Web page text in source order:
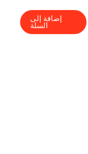
إضافة إلى
السلة